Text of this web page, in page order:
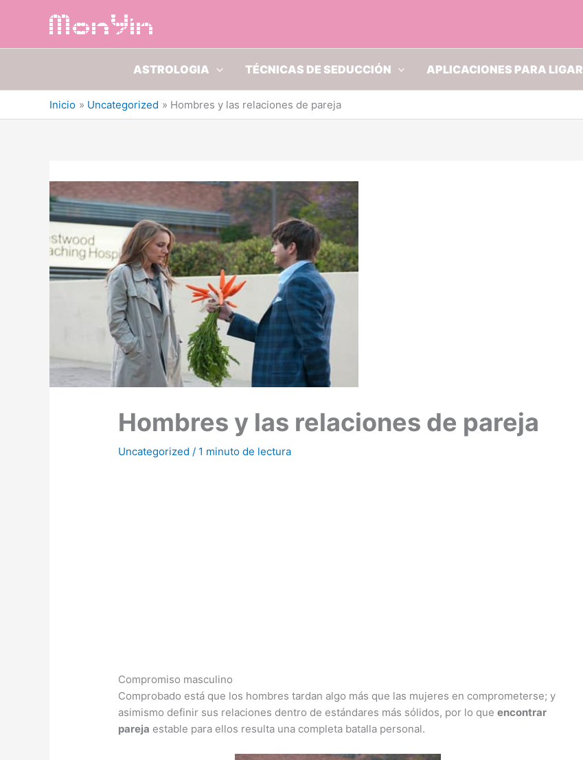
ASTROLOGIA TÉCNICAS DE SEDUCCIÓN APLICACIONES PARA LIGAR
Inicio Uncategorized Hombres y las relaciones de pareja
Hombres y las relaciones de pareja
Uncategorized / 1 minuto de lectura
Compromiso masculino
Comprobado está que los hombres tardan algo más que las mujeres en comprometerse; y
asimismo definir sus relaciones dentro de estándares más sólidos, por lo queencontrar
pareja estable para ellos resulta una completa batalla personal.